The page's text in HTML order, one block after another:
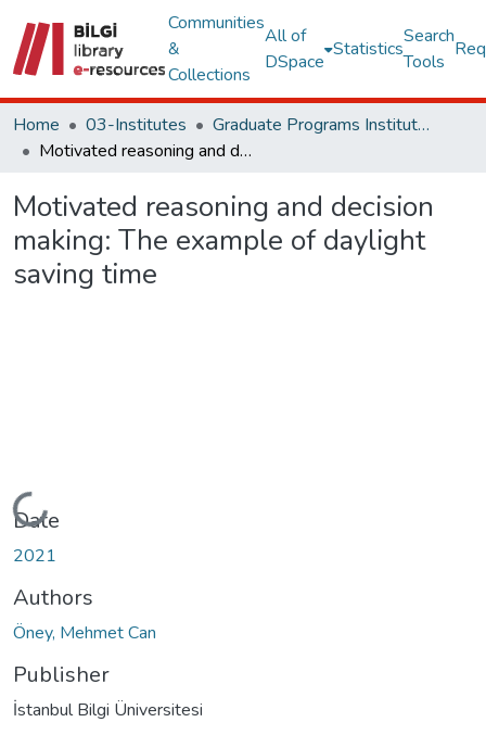
Communities
&
Collections
All of
DSpace
Statistics
Search
Tools
Home 03-Institutes
Graduate Programs Institute Thesis Collection
Motivated reasoning and decision making: The example of daylight saving time
Motivated reasoning and decision
making: The example of daylight
saving time
Loading...
Date
2021
Authors
Öney, Mehmet Can
Publisher
İstanbul Bilgi Üniversitesi